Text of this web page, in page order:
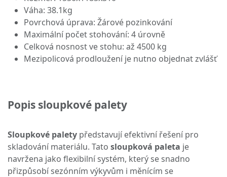
Váha: 38.1kg
Povrchová úprava: Žárové pozinkování
Maximální počet stohování: 4 úrovně
Celková nosnost ve stohu: až 4500 kg
Mezipolicová prodloužení je nutno objednat zvlášť
Popis sloupkové palety
Sloupkové palety představují efektivní řešení pro
skladování materiálu. Tato sloupková paleta je
navržena jako flexibilní systém, který se snadno
přizpůsobí sezónním výkyvům i měnícím se